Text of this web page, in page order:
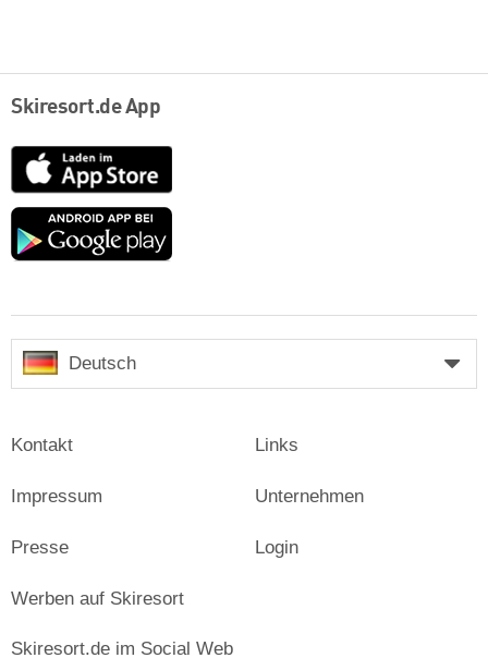
Skiresort.de App
App
Store
Google
Deutsch
Kontakt
Impressum
Presse
Links
Unternehmen
Login
Werben auf Skiresort
Skiresort.de im Social Web